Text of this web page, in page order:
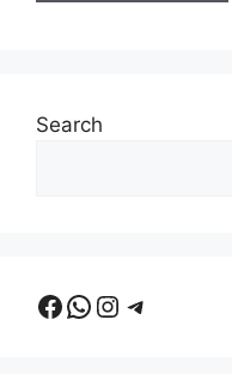
Search
Facebook
WhatsApp
Instagram
Telegram